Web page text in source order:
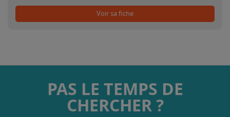
Voir sa fiche
PAS LE TEMPS DE
CHERCHER ?